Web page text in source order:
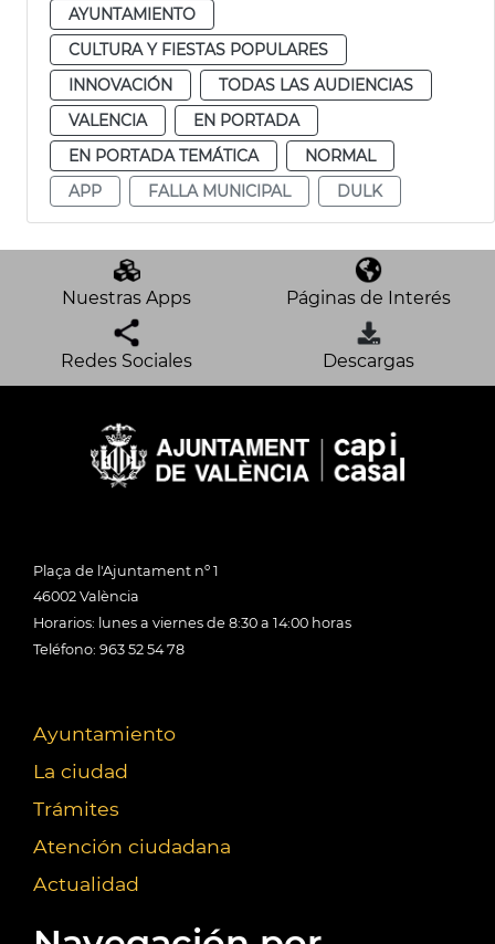
AYUNTAMIENTO
CULTURA Y FIESTAS POPULARES
INNOVACIÓN
TODAS LAS AUDIENCIAS
VALENCIA
EN PORTADA
EN PORTADA TEMÁTICA
NORMAL
APP
FALLA MUNICIPAL DULK
Nuestras Apps Páginas de Interés
Redes Sociales Descargas
Plaça de l'Ajuntament nº 1
46002 València
Horarios: lunes a viernes de 8:30 a 14:00 horas
Teléfono: 963 52 54 78
Ayuntamiento
La ciudad
Trámites
Atención ciudadana
Actualidad